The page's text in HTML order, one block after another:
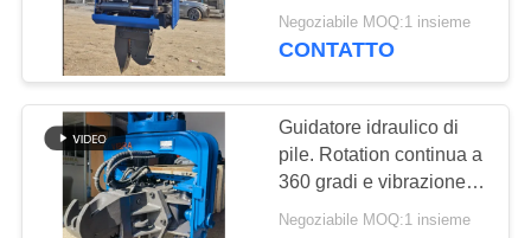
Attrezzatura
concreta di
azionamento di
mucchio
30
basso spazio della testa
+ inclinazione
Negoziabile MOQ:1 insieme
CONTATTO
Guidatore idraulico di
pile. Rotation continua a
360 gradi e vibrazione
ad alta frequenza per siti
Negoziabile MOQ:1 insieme